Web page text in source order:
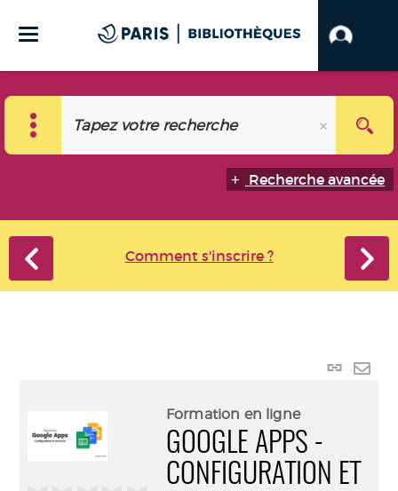
Recherche avancée
Comment s'inscrire ?
Lien
Formation en ligne
GOOGLE APPS -
CONFIGURATION ET